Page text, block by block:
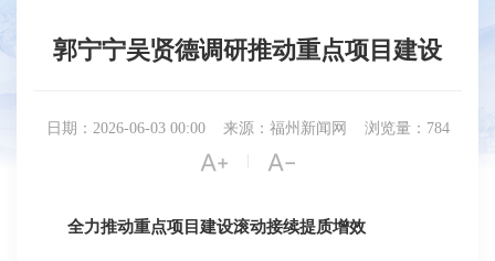
郭宁宁吴贤德调研推动重点项目建设
日期：2026-06-03 00:00 来源：福州新闻网 浏览量：784
 | 
全力推动重点项目建设滚动接续提质增效